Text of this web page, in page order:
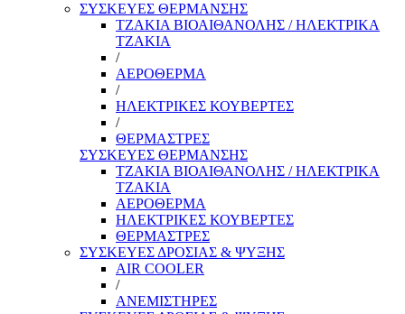
ΣΥΣΚΕΥΕΣ ΘΕΡΜΑΝΣΗΣ
ΤΖΑΚΙΑ ΒΙΟΑΙΘΑΝΟΛΗΣ / ΗΛΕΚΤΡΙΚΑ
ΤΖΑΚΙΑ
/
ΑΕΡΟΘΕΡΜΑ
/
ΗΛΕΚΤΡΙΚΕΣ ΚΟΥΒΕΡΤΕΣ
/
ΘΕΡΜΑΣΤΡΕΣ
ΣΥΣΚΕΥΕΣ ΘΕΡΜΑΝΣΗΣ
ΤΖΑΚΙΑ ΒΙΟΑΙΘΑΝΟΛΗΣ / ΗΛΕΚΤΡΙΚΑ
ΤΖΑΚΙΑ
ΑΕΡΟΘΕΡΜΑ
ΗΛΕΚΤΡΙΚΕΣ ΚΟΥΒΕΡΤΕΣ
ΘΕΡΜΑΣΤΡΕΣ
ΣΥΣΚΕΥΕΣ ΔΡΟΣΙΑΣ & ΨΥΞΗΣ
AIR COOLER
/
ΑΝΕΜΙΣΤΗΡΕΣ